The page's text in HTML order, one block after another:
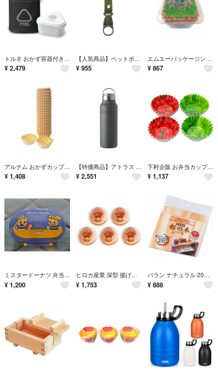
トルネ おかず容器付き 保冷 おにぎりケース 2個用 ブラック 内面アルミ加工
¥ 2,479
【人気商品】ペットボトルホルダー カラビナ付き 取り外し可能 ベルトホールド可
¥ 955
エムエーパッケージング おかずカップ 抗菌 深めのおかずケース 四角 小 クロー
¥ 867
アルテム おかずカップ お弁当カップ 5号 丸型 500枚 黄色 チェック 電子
¥ 1,408
【特価商品】アトラス 水筒 1リットル 保冷 保温 真空断熱 ステンレス マグボ
¥ 2,551
下村企販 お弁当カップ 7号 50枚 電子レンジ対応 トマト柄 レタス柄 野菜
¥ 1,137
ミスタードーナツ 弁当箱 Misdo Break
¥ 1,200
ヒロカ産業 深型 揚げ物ケース おかずカップ 9号 120枚 電子レンジOK 余
¥ 1,753
バラン ナチュラル 20枚入り HAKOYA ランチサポート 松の木シート 54
¥ 888